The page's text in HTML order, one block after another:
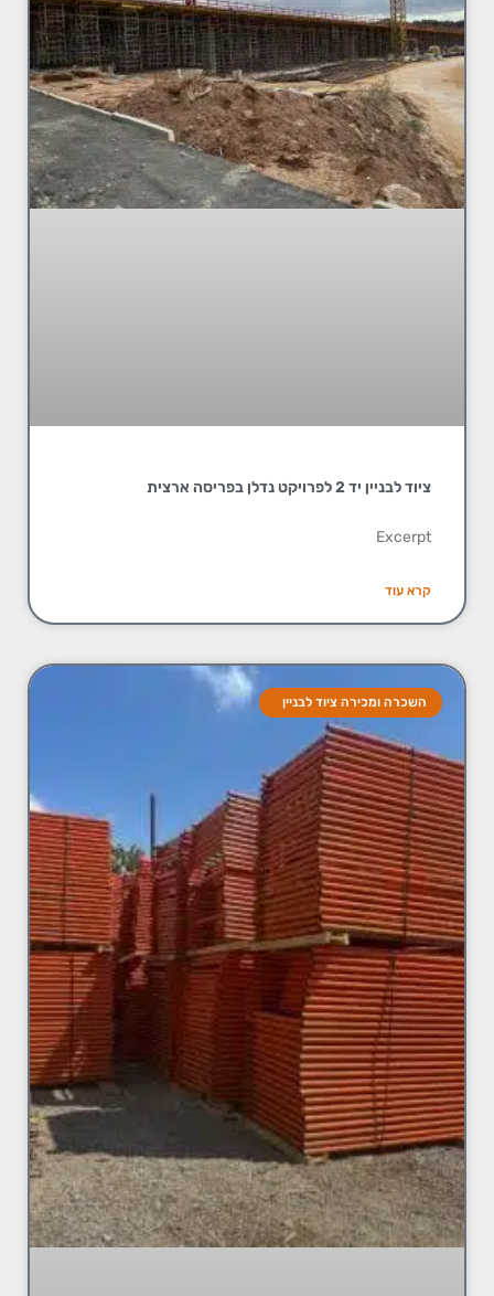
ציוד לבניין יד 2 לפרויקט נדלן בפריסה ארצית
Excerpt
קרא עוד
השכרה ומכירה ציוד לבניין